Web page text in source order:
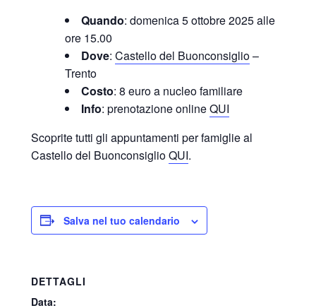
Quando: domenica 5 ottobre 2025 alle
ore 15.00
Dove: Castello del Buonconsiglio–
Trento
Costo: 8 euro a nucleo familiare
Info: prenotazione onlineQUI
Scoprite tutti gli appuntamenti per famiglie al
Castello del BuonconsiglioQUI.
Salva nel tuo calendario
DETTAGLI
Data: